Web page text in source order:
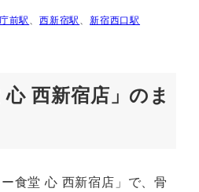
前駅 、西新宿駅 、新宿西口駅
心 西新宿店」のま
食堂 心 西新宿店」で、骨